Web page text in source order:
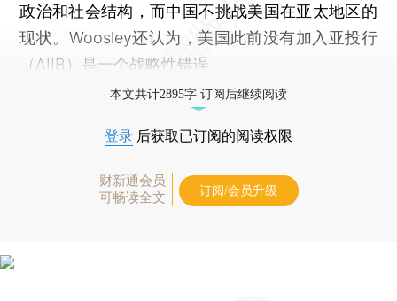
政治和社会结构，而中国不挑战美国在亚太地区的
现状。Woosley还认为，美国此前没有加入亚投行
（AIIB）是一个战略性错误。
本文共计2895字 订阅后继续阅读
登录 后获取已订阅的阅读权限
财新通会员
可畅读全文
订阅/会员升级